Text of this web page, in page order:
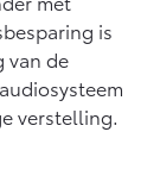
is
van de
verstelling.